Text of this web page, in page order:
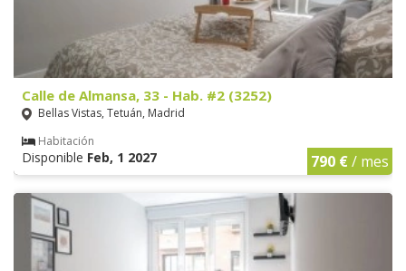
Calle de Almansa, 33 - Hab. #2 (3252)
Bellas Vistas, Tetuán, Madrid
Habitación
Disponible Feb, 1 2027 790 €/ mes